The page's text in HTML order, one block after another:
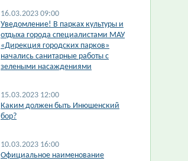
16.03.2023 09:00
​Уведомление! В парках культуры и
отдыха города специалистами МАУ
«Дирекция городских парков»
начались санитарные работы с
зелеными насаждениями
15.03.2023 12:00
Каким должен быть Инюшенский
бор?
10.03.2023 16:00
Официальное наименование